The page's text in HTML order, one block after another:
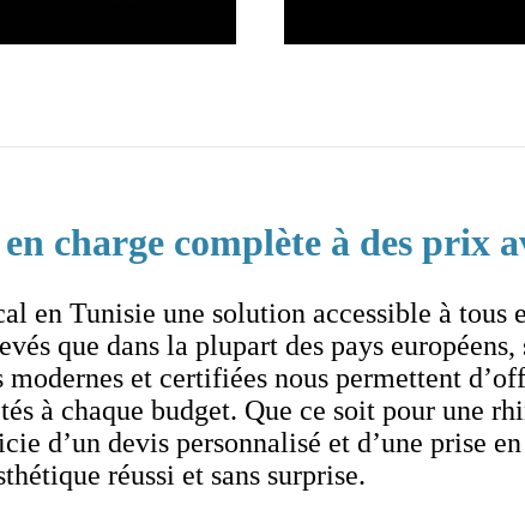
charge complète à des prix
en Tunisie une solution accessible à tous
que dans la plupart des pays
et certifiées nous permettent
à chaque budget. Que ce soit pour une
d’un devis personnalisé et d’une prise
réussi et sans surprise.